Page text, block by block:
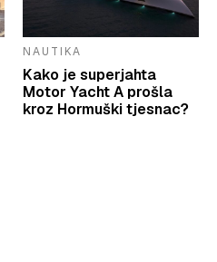
NAUTIKA
Kako je superjahta
Motor Yacht A prošla
kroz Hormuški tjesnac?